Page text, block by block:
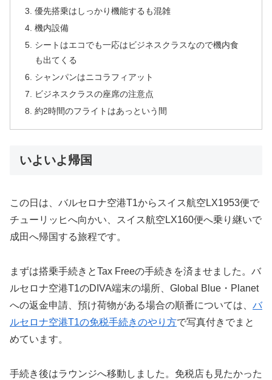
優先搭乗はしっかり機能するも混雑
機内設備
シートはエコでも一応はビジネスクラスなので機内食
も出てくる
シャンパンはニコラフィアット
ビジネスクラスの座席の注意点
約2時間のフライトはあっという間
いよいよ帰国
この日は、バルセロナ空港T1からスイス航空LX1953便で
チューリッヒへ向かい、スイス航空LX160便へ乗り継いで
成田へ帰国する旅程です。
まずは搭乗手続きとTax Freeの手続きを済ませました。バ
ルセロナ空港T1のDIVA端末の場所、Global Blue・Planet
への返金申請、預け荷物がある場合の順番については、 バ
ルセロナ空港T1の免税手続きのやり方で写真付きでまと
めています。
手続き後はラウンジへ移動しました。免税店も見たかった